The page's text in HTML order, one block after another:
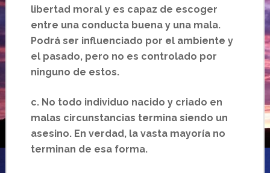
libertad moral y es capaz de escoger
entre una conducta buena y una mala.
Podrá ser influenciado por el ambiente y
el pasado, pero no es controlado por
ninguno de estos.
c.No todo individuo nacido y criado en
malas circunstancias termina siendo un
asesino. En verdad, la vasta mayoría no
terminan de esa forma.